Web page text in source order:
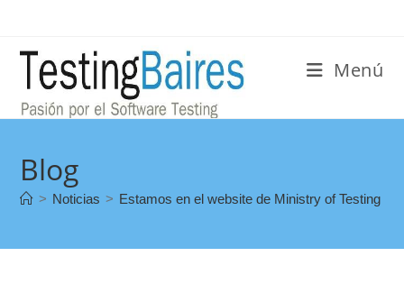
Menú
Blog
> Noticias > Estamos en el website de Ministry of Testing